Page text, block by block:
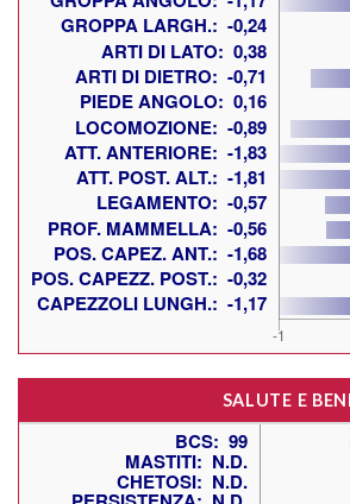
SALUTE E